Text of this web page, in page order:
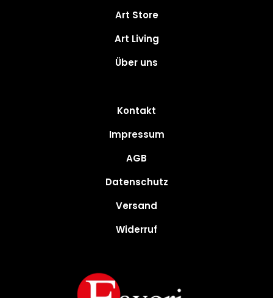
Art Store
Art Living
Über uns
Kontakt
Impressum
AGB
Datenschutz
Versand
Widerruf